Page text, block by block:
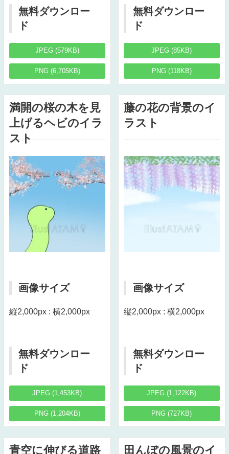
無料ダウンロー
ド
JPEG (579KB)
PNG (6,705KB)
無料ダウンロー
ド
JPEG (85KB)
PNG (118KB)
満開の桜の木を見
上げるヘビのイラ
スト
画像サイズ
縦2,000px : 横2,000px
無料ダウンロー
ド
JPEG (1,453KB)
PNG (1,204KB)
藤の花の背景のイ
ラスト
画像サイズ
縦2,000px : 横2,000px
無料ダウンロー
ド
JPEG (1,122KB)
PNG (727KB)
青空に伸びる道路 田んぼの風景のイ